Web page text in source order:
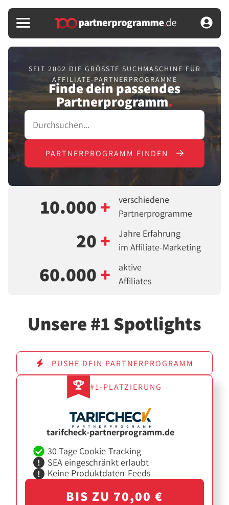
SEIT 2002 DIE GRÖSSTE SUCHMASCHINE FÜR
AFFILIATE-PARTNERPROGRAMME
Finde dein passendes
Partnerprogramm.
PARTNERPROGRAMM FINDEN
10.000+
verschiedene
Partnerprogramme
20+
Jahre Erfahrung
im Affiliate-Marketing
60.000+
aktive
Affiliates
Unsere #1 Spotlights
PUSHE DEIN PARTNERPROGRAMM
#1-PLATZIERUNG
tarifcheck-partnerprogramm.de
30 Tage Cookie-Tracking
SEA eingeschränkt erlaubt
Keine Produktdaten-Feeds
BIS ZU 70,00 €